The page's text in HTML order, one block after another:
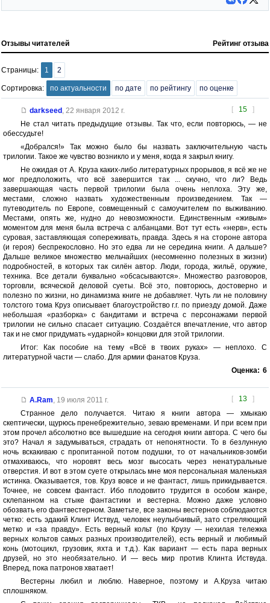
Отзывы читателей Рейтинг отзыва
Страницы: 1 2
Сортировка: по актуальности по дате по рейтингу по оценке
[ 15 ]
darkseed, 22 января 2012 г.
Не стал читать предыдущие отзывы. Так что, если повторюсь, — не
обессудьте!
«Добрался!» Так можно было бы назвать заключительную часть
трилогии. Такое же чувство возникло и у меня, когда я закрыл книгу.
Не ожидая от А. Круза каких-либо литературных прорывов, я всё же не
мог предположить, что всё завершится так ... скучно, что ли? Ведь
завершающая часть первой трилогии была очень неплоха. Эту же,
местами, сложно назвать художественным произведением. Так —
путеводитель по Европе, совмещенный с самоучителем по выживанию.
Местами, опять же, нудно до невозможности. Единственным «живым»
моментом для меня была встреча с албанцами. Вот тут есть «нерв», есть
суровая, заставляющая сопереживать, правда. Здесь я на стороне автора
(и героя) беспрекословно. Но это едва ли не середина книги. А дальше?
Дальше великое множество мельчайших (несомненно полезных в жизни)
подробностей, в которых так силён автор. Люди, города, жильё, оружие,
техника. Все детали буквально «обсасываются». Множество разговоров,
торговли, всяческой деловой суеты. Всё это, повторюсь, достоверно и
полезно по жизни, но динамизма книге не добавляет. Чуть ли не половину
толстого тома Круз описывает благоустройство г.г. по приезду домой. Даже
небольшая «разборка» с бандитами и встреча с персонажами первой
трилогии не сильно спасает ситуацию. Создаётся впечатление, что автор
так и не смог придумать «ударной» концовки для этой трилогии.
Итог: Как пособие на тему «Всё в твоих руках» — неплохо. С
литературной части — слабо. Для армии фанатов Круза.
Оценка: 6
[ 13 ]
A.Ram 19 июля 2011 г.
Странное дело получается. Читаю я книги автора — хмыкаю
скептически, щурюсь пренебрежительно, зеваю временами. И при всем при
этом прочел абсолютно все вышедшие на сегодня книги автора. С чего бы
это? Начал я задумываться, страдать от непонятности. То в безлунную
ночь вскакиваю с пропитанной потом подушки, то от начальников-зомби
отмахиваюсь, что норовят весь мозг высосать через ненатуральные
отверстия. И вот в этом суете открылась мне моя персональная маленькая
истинка. Оказывается, тов. Круз вовсе и не фантаст, лишь прикидывается.
Точнее, не совсем фантаст. Ибо плодовито трудится в особом жанре,
склепанном на стыке фантастики и вестерна. Можно даже условно
обозвать его фантвестерном. Заметьте, все законы вестернов соблюдаются
четко: есть эдакий Клинт Иствуд, человек неулыбчивый, зато стреляющий
метко и «за правду». Есть верный кольт (по Крузу — нехилая тележка
верных кольтов самых разных производителей), есть верный и любимый
конь (мотоцикл, грузовик, яхта и т.д.). Как вариант — есть пара верных
друзей, но это необязательно. И — весь мир против Клинта Иствуда.
Вперед, пока патронов хватает!
Вестерны любил и люблю. Наверное, поэтому и А.Круза читаю
сплошняком.